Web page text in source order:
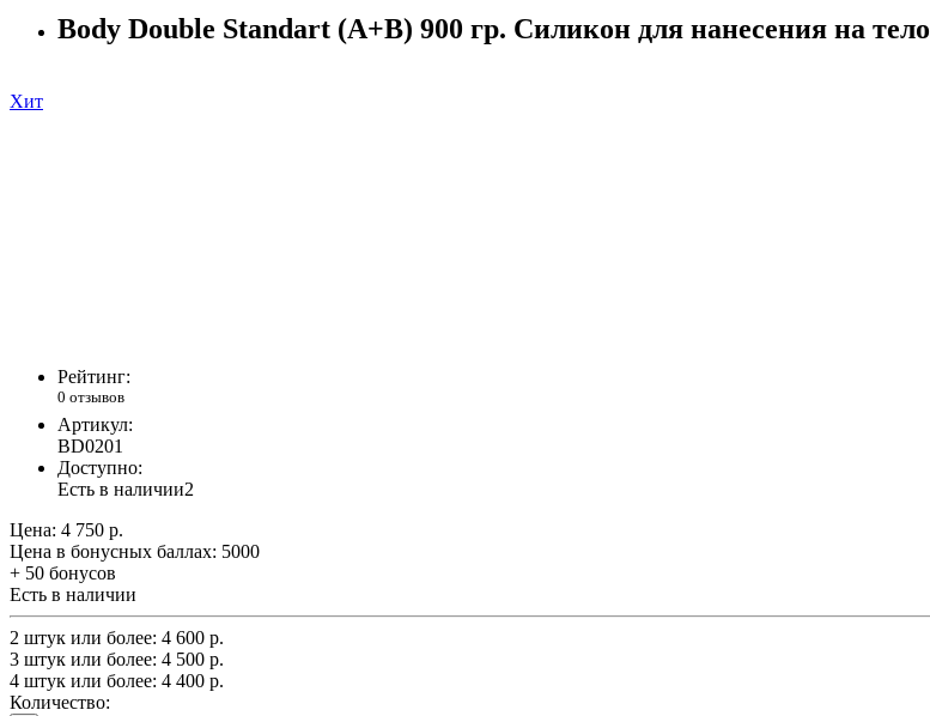
Body Double Standart (A+B) 900 гр. Силикон для нанесения на тело
Хит
Рейтинг:
0 отзывов
Артикул:
BD0201
Доступно:
Есть в наличии2
Цена: 4 750 р.
Цена в бонусных баллах: 5000
+ 50 бонусов
Есть в наличии
2 штук или более: 4 600 р.
3 штук или более: 4 500 р.
4 штук или более: 4 400 р.
Количество: